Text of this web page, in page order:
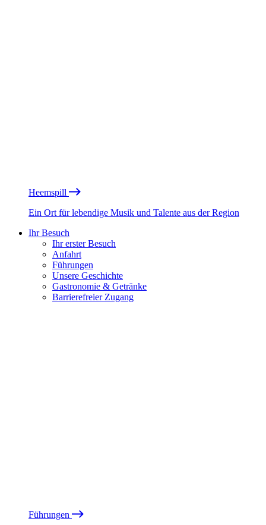
Heemspill
Ein Ort für lebendige Musik und Talente aus der Region
Ihr Besuch
Ihr erster Besuch
Anfahrt
Führungen
Unsere Geschichte
Gastronomie & Getränke
Barrierefreier Zugang
Führungen